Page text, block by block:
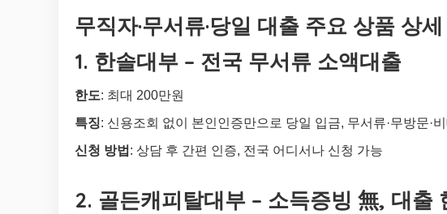
무직자·무서류·당일 대출 주요 상품 상
1. 한솔대부 – 전국 무서류 소액대출
한도: 최대 200만원
특징: 신용조회 없이 본인인증만으로 당일 입금, 무서류·무방문·
신청 방법 : 상담 후 간편 인증, 전국 어디서나 신청 가능
2. 골든캐피탈대부 – 소득증빙 無, 대출